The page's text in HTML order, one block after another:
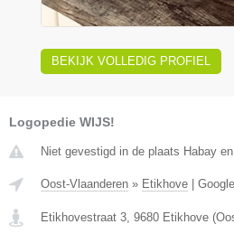
BEKIJK VOLLEDIG PROFIEL
Logopedie WIJS!
Niet gevestigd in de plaats Habay
Oost-Vlaanderen » Etikhove
Etikhovestraat 3, 9680 Etikhove (